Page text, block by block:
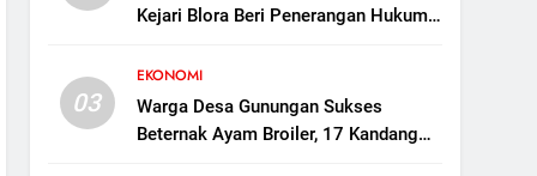
Kejari Blora Beri Penerangan Hukum
03
EKONOMI
Warga Desa Gunungan Sukses
Beternak Ayam Broiler, 17 Kandang